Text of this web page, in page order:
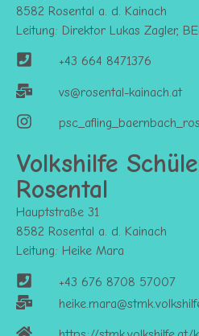
8582 Rosental a. d. Kainach
Leitung: Direktor Lukas Zagler,
+43 664 8471376
vs@rosental-kainach.at
Volkshilfe
Rosental
Hauptstraße 31
8582 Rosental a. d. Kainach
Leitung: Heike Mara
+43 676 8708 57007